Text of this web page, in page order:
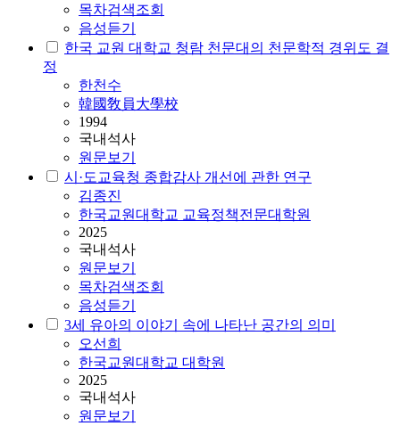
목차검색조회
음성듣기
한국 교원 대학교 청람 천문대의 천문학적 경위도 결
정
한천수
韓國敎員大學校
1994
국내석사
원문보기
시·도교육청 종합감사 개선에 관한 연구
김종진
한국교원대학교 교육정책전문대학원
2025
국내석사
원문보기
목차검색조회
음성듣기
3세 유아의 이야기 속에 나타난 공간의 의미
오선희
한국교원대학교 대학원
2025
국내석사
원문보기